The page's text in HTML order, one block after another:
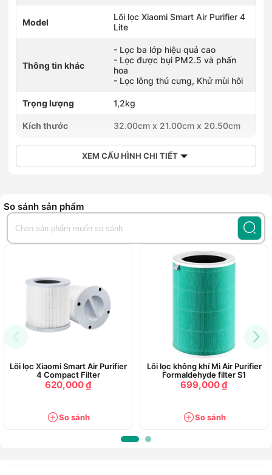
Model
Lõi lọc Xiaomi Smart Air Purifier 4
Lite
Thông tin khác
- Lọc ba lớp hiệu quả cao
- Lọc được bụi PM2.5 và phấn
hoa
- Lọc lông thú cưng, Khử mùi hôi
Trọng lượng 1,2kg
Kích thước 32.00cm x 21.00cm x 20.50cm
XEM CẤU HÌNH CHI TIẾT
So sánh sản phẩm
Lõi lọc Xiaomi Smart Air Purifier
4 Compact Filter
620,000 ₫
So sánh
Lõi lọc không khí Mi Air Purifier
Formaldehyde filter S1
699,000 ₫
So sánh